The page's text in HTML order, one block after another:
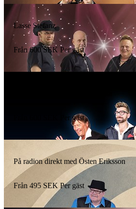
Lasse Stefanz
Från 600 SEK Per gäst
Per gäst
På radion direkt med Östen Eriksson
Från 495 SEK Per gäst